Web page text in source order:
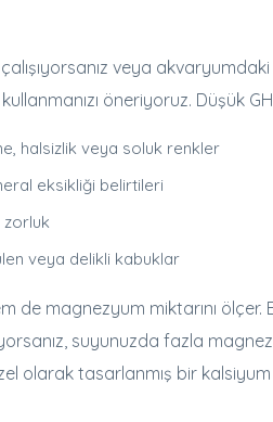
veya akvaryumdaki
öneriyoruz. Düşük
halsizlik veya soluk renkler
eksikliği belirtileri
veya delikli kabuklar
de magnezyum miktarını
suyunuzda fazla
olarak tasarlanmış bir